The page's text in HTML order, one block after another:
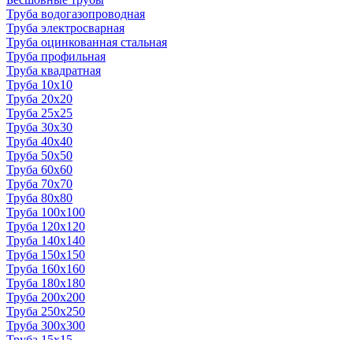
Труба водогазопроводная
Труба электросварная
Труба оцинкованная стальная
Труба профильная
Труба квадратная
Труба 10x10
Труба 20x20
Труба 25x25
Труба 30x30
Труба 40x40
Труба 50x50
Труба 60x60
Труба 70x70
Труба 80x80
Труба 100x100
Труба 120x120
Труба 140x140
Труба 150x150
Труба 160x160
Труба 180x180
Труба 200x200
Труба 250x250
Труба 300x300